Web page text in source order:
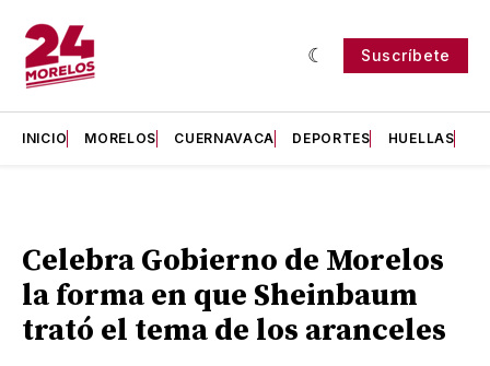
Suscríbete
INICIO MORELOS CUERNAVACA DEPORTES HUELLAS
Celebra Gobierno de Morelos
la forma en que Sheinbaum
trató el tema de los aranceles